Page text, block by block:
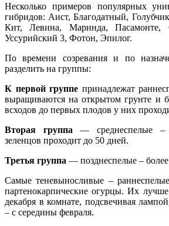
Несколько примеров популярных
гибридов: Аист, Благодатный,
Кит, Левина, Маринда, Пасамонте,
Уссурийский 3, Фотон, Эпилог.
По времени созревания и по
разделить на группы:
К первой группе принадлежат
выращиваются на открытом грунте и
всходов до первых плодов у них
Вторая группа — среднеспелые –
зеленцов проходит до 50 дней.
Третья группа — позднеспелые –
Самые теневыносливые –
партенокарпические огурцы. Их
декабря в комнате, подсвечивая
– с середины февраля.